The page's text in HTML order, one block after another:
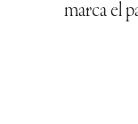
marca el